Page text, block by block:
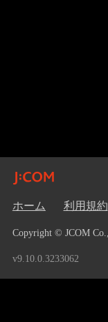
ホーム 利用規約
Copyright © JCOM
v9.10.0.3233062